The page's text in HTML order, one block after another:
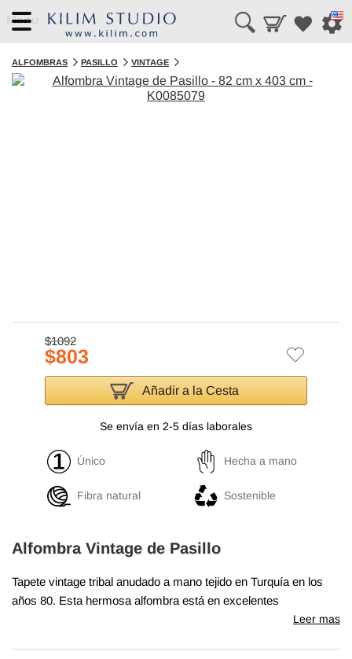
Menu
ALFOMBRAS PASILLO VINTAGE
$1092
$803
Añadir a la Cesta
Se envía en 2-5 días laborales
Único Hecha a mano
Fibra natural Sostenible
Alfombra Vintage de Pasillo
Tapete vintage tribal anudado a mano tejido en Turquía en los
años 80. Esta hermosa alfombra está en excelentes
condiciones y es perfecta tanto para ambientes modernosLeer mas